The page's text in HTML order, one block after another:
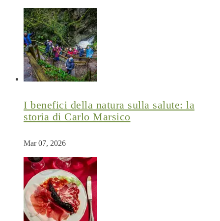
I benefici della natura sulla salute: la
storia di Carlo Marsico
Mar 07, 2026